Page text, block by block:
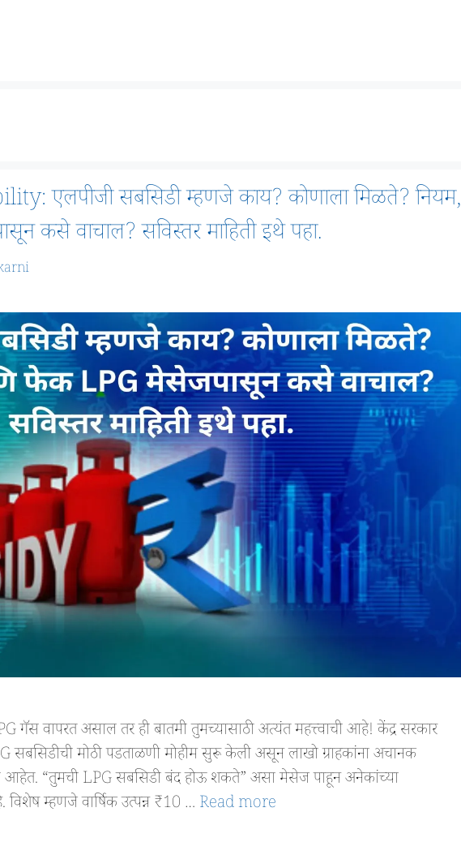
एलपीजी सबसिडी म्हणजे काय? कोणाला मिळते? नियम,
कसे वाचाल? सविस्तर माहिती इथे पहा.
वापरत असाल तर ही बातमी तुमच्यासाठी अत्यंत महत्त्वाची आहे! केंद्र सरकार
मोठी पडताळणी मोहीम सुरू केली असून लाखो ग्राहकांना अचानक
आहेत. “तुमची LPG सबसिडी बंद होऊ शकते” असा मेसेज पाहून अनेकांच्या
म्हणजे वार्षिक उत्पन्न ₹10 … Read more